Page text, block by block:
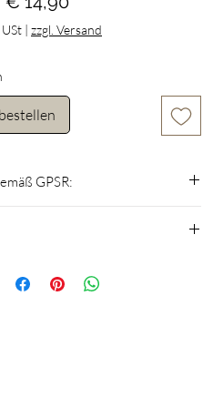
| zzgl. Versand
GPSR:
Erstickungsgefahr.